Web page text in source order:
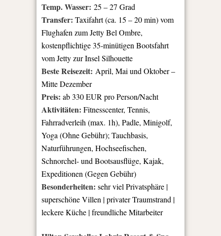
Temp. Wasser: 25 – 27 Grad
Transfer: Taxifahrt (ca. 15 – 20 min) vom
Flughafen zum Jetty Bel Ombre,
kostenpflichtige 35-minütigen Bootsfahrt
vom Jetty zur Insel Silhouette
Beste Reisezeit: April, Mai und Oktober –
Mitte Dezember
Preis: ab 330 EUR pro Person/Nacht
Aktivitäten: Fitnesscenter, Tennis,
Fahrradverleih (max. 1h), Padle, Minigolf,
Yoga (Ohne Gebühr); Tauchbasis,
Naturführungen, Hochseefischen,
Schnorchel- und Bootsausflüge, Kajak,
Expeditionen (Gegen Gebühr)
Besonderheiten: sehr viel Privatsphäre |
superschöne Villen | privater Traumstrand |
leckere Küche | freundliche Mitarbeiter